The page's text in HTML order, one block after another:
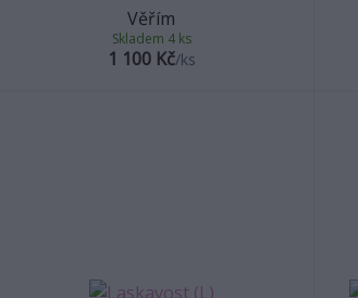
Věřím
1 100 Kč/ks
Skladem 4 ks